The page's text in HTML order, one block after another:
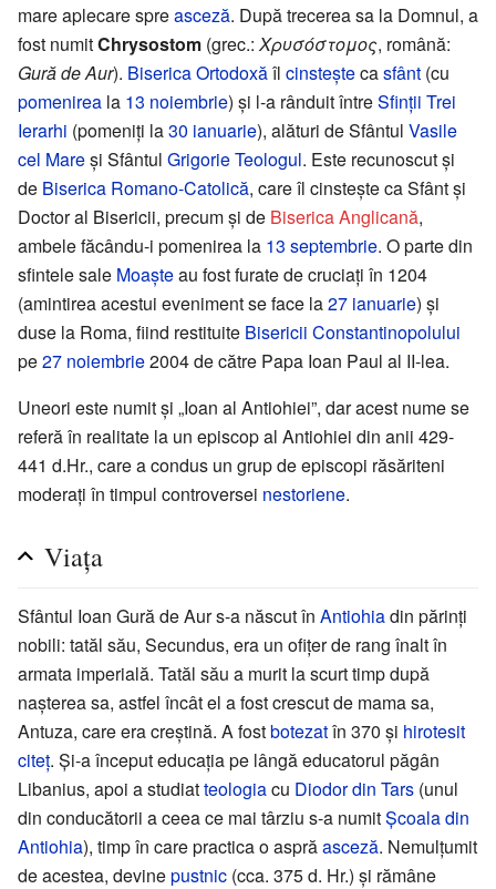
mare aplecare spreasceză. După trecerea sa la Domnul, a
fost numitChrysostom (grec.:Χρυσόστομος, română:
Gură de Aur). Biserica Ortodoxăîl cinsteștecasfânt (cu
pomenirea la 13 noiembrie) și l-a rânduit întreSfinții Trei
Ierarhi (pomeniți la30 ianuarie), alături de Sfântul Vasile
cel Mareși Sfântul Grigorie Teologul. Este recunoscut și
de Biserica Romano-Catolică, care îl cinstește ca Sfânt și
Doctor al Bisericii, precum și de Biserica Anglicană,
ambele făcându-i pomenirea la 13 septembrie. O parte din
sfintele sale Moașteau fost furate de cruciați în 1204
(amintirea acestui eveniment se face la27 ianuarie) și
duse la Roma, fiind restituite Bisericii Constantinopolului
pe27 noiembrie2004 de către Papa Ioan Paul al II-lea.
Uneori este numit și „Ioan al Antiohiei”, dar acest nume se
referă în realitate la un episcop al Antiohiei din anii 429-
441 d.Hr., care a condus un grup de episcopi răsăriteni
moderați în timpul controversei nestoriene.
Viața
Sfântul Ioan Gură de Aur s-a născut în Antiohiadin părinți
nobili: tatăl său, Secundus, era un ofițer de rang înalt în
armata imperială. Tatăl său a murit la scurt timp după
nașterea sa, astfel încât el a fost crescut de mama sa,
Antuza, care era creștină. A fostbotezatîn 370 și hirotesit
citeț. Și-a început educația pe lângă educatorul păgân
Libanius, apoi a studiatteologiacu Diodor din Tars (unul
din conducătorii a ceea ce mai târziu s-a numitȘcoala din
Antiohia), timp în care practica o asprăasceză. Nemulțumit
de acestea, devinepustnic (cca. 375 d. Hr.) și rămâne